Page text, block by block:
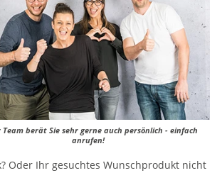
Team berät Sie sehr gerne auch persönlich - einfach
anrufen!
Oder Ihr gesuchtes Wunschprodukt nicht